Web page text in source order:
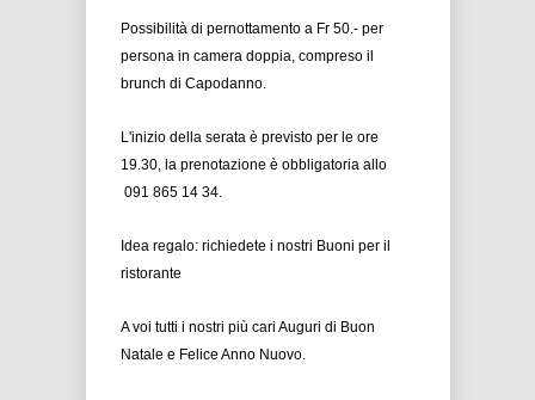
Possibilità di pernottamento a Fr 50.- per
persona in camera doppia, compreso il
brunch di Capodanno.
L'inizio della serata è previsto per le ore
19.30, la prenotazione è obbligatoria allo
091 865 14 34.
Idea regalo: richiedete i nostri Buoni per il
ristorante
A voi tutti i nostri più cari Auguri di Buon
Natale e Felice Anno Nuovo.